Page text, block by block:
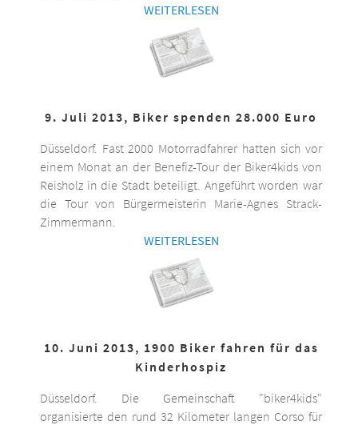
WEITERLESEN
9. Juli 2013, Biker spenden 28.000 Euro
Düsseldorf. Fast 2000 Motorradfahrer hatten sich vor
einem Monat an der Benefiz-Tour der Biker4kids von
Reisholz in die Stadt beteiligt. Angeführt worden war
die Tour von Bürgermeisterin Marie-Agnes Strack-
Zimmermann.
WEITERLESEN
10. Juni 2013, 1900 Biker fahren für das
Kinderhospiz
Düsseldorf. Die Gemeinschaft "biker4kids"
organisierte den rund 32 Kilometer langen Corso für